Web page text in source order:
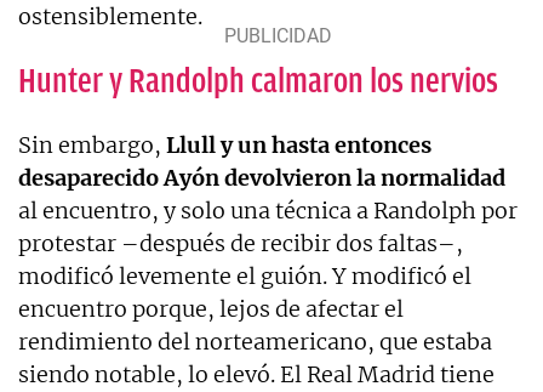
ostensiblemente.
Hunter y Randolph calmaron los nervios
Sin embargo, Llull y un hasta entonces
desaparecido Ayón devolvieron la normalidad
al encuentro, y solo una técnica a Randolph por
protestar –después de recibir dos faltas–,
modificó levemente el guión. Y modificó el
encuentro porque, lejos de afectar el
rendimiento del norteamericano, que estaba
siendo notable, lo elevó. El Real Madrid tiene